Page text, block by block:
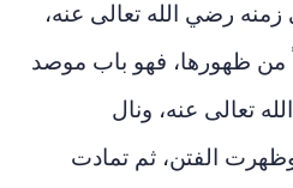
رضي الله تعالى عنه،
من ظهورها، فهو باب موصد
تعالى عنه، ونال
وظهرت الفتن، ثم تمادت